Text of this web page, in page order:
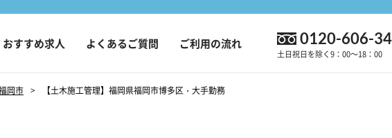
おすすめ求人 よくあるご質問 ご利用の流れ 0120-606-
土日祝日を除く9：00～18：00
岡市 【土木施工管理】福岡県福岡市博多区・大手勤務